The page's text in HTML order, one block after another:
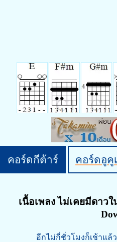
คอร์ดกีต้าร์ คอร์ดอูคู
เนื้อเพลง ไม่เคยมีดาว
อีกไม่กี่ชั่วโมงก็เช้าแ